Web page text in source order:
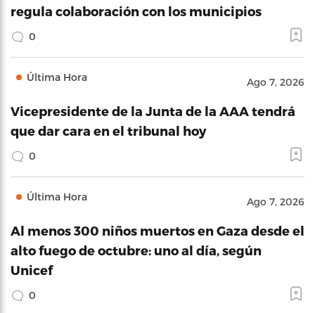
regula colaboración con los municipios
0
Última Hora Ago 7, 2026
Vicepresidente de la Junta de la AAA tendrá
que dar cara en el tribunal hoy
0
Última Hora Ago 7, 2026
Al menos 300 niños muertos en Gaza desde el
alto fuego de octubre: uno al día, según
Unicef
0